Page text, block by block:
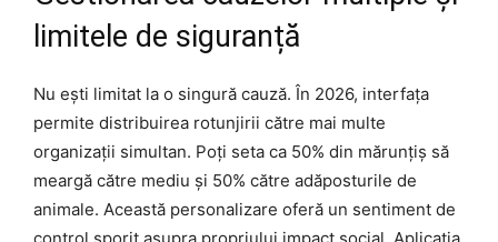
limitele de siguranță
Nu ești limitat la o singură cauză. În 2026, interfața
permite distribuirea rotunjirii către mai multe
organizații simultan. Poți seta ca 50% din mărunțiș să
meargă către mediu și 50% către adăposturile de
animale. Această personalizare oferă un sentiment de
control sporit asupra propriului impact social. Aplicația